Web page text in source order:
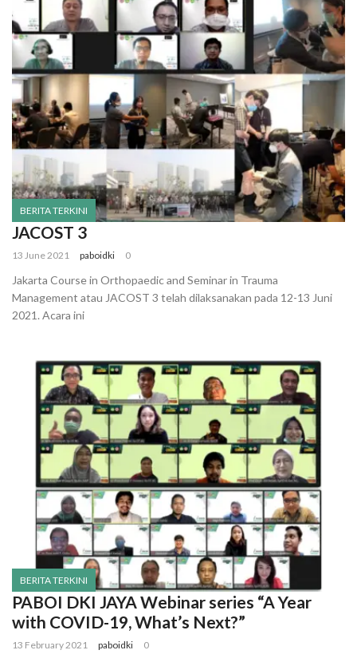
BERITA TERKINI
JACOST 3
13 June 2021 paboidki 0
Jakarta Course in Orthopaedic and Seminar in Trauma
Management atau JACOST 3 telah dilaksanakan pada 12-13 Juni
2021. Acara ini
BERITA TERKINI
PABOI DKI JAYA Webinar series “A Year
with COVID-19, What’s Next?”
13 February 2021 paboidki 0